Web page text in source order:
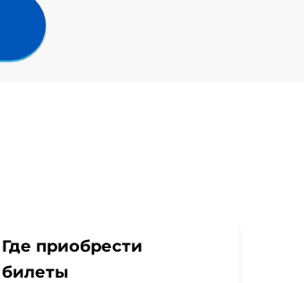
Где приобрести
билеты